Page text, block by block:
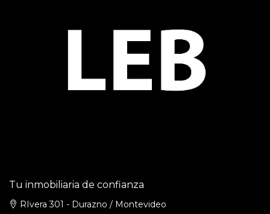
Tu inmobiliaria de confianza
RIvera 301 - Durazno / Montevideo